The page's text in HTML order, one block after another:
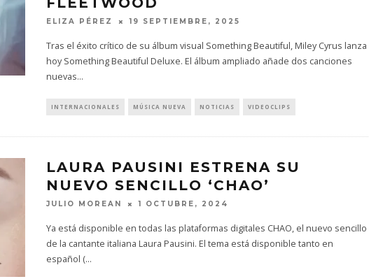
ELIZA PÉREZ 19 SEPTIEMBRE, 2025
Tras el éxito crítico de su álbum visual Something Beautiful, Miley Cyrus lanza
hoy Something Beautiful Deluxe. El álbum ampliado añade dos canciones
nuevas...
INTERNACIONALES MÚSICA NUEVA NOTICIAS VIDEOCLIPS
LAURA PAUSINI ESTRENA SU
NUEVO SENCILLO ‘CHAO’
JULIO MOREAN 1 OCTUBRE, 2024
Ya está disponible en todas las plataformas digitales CHAO, el nuevo sencillo
de la cantante italiana Laura Pausini. El tema está disponible tanto en
español (...